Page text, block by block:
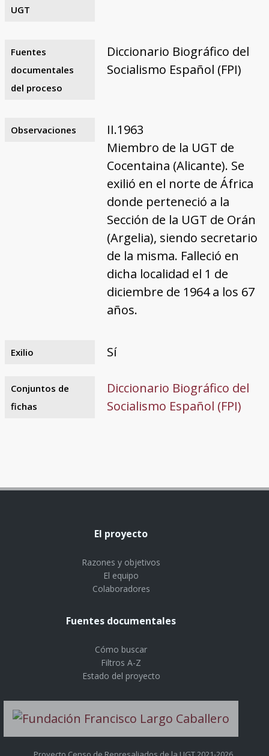
UGT
Fuentes
documentales
del proceso
Diccionario Biográfico del
Socialismo Español (FPI)
Observaciones
II.1963
Miembro de la UGT de
Cocentaina (Alicante). Se
exilió en el norte de África
donde perteneció a la
Sección de la UGT de Orán
(Argelia), siendo secretario
de la misma. Falleció en
dicha localidad el 1 de
diciembre de 1964 a los 67
años.
Exilio Sí
Conjuntos de
fichas
Diccionario Biográfico del
Socialismo Español (FPI)
El proyecto
Razones y objetivos
El equipo
Colaboradores
Fuentes documentales
Cómo buscar
Filtros A-Z
Estado del proyecto